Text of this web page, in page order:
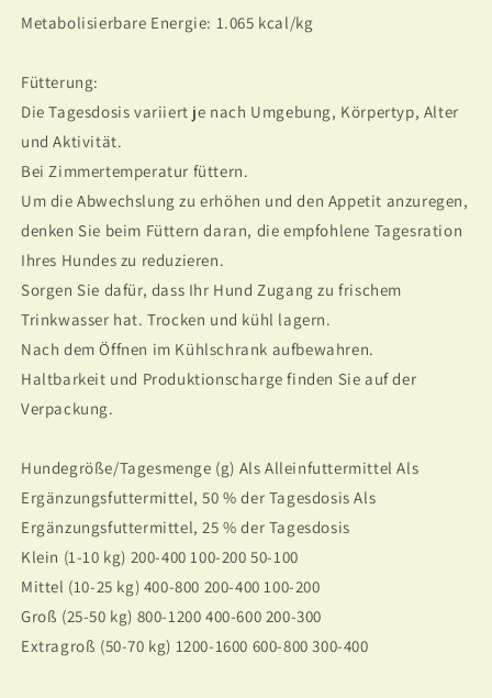
Metabolisierbare Energie: 1.065 kcal/kg
Fütterung:
Die Tagesdosis variiert je nach Umgebung, Körpertyp, Alter
und Aktivität.
Bei Zimmertemperatur füttern.
Um die Abwechslung zu erhöhen und den Appetit anzuregen,
denken Sie beim Füttern daran, die empfohlene Tagesration
Ihres Hundes zu reduzieren.
Sorgen Sie dafür, dass Ihr Hund Zugang zu frischem
Trinkwasser hat. Trocken und kühl lagern.
Nach dem Öffnen im Kühlschrank aufbewahren.
Haltbarkeit und Produktionscharge finden Sie auf der
Verpackung.
Hundegröße/Tagesmenge (g) Als Alleinfuttermittel Als
Ergänzungsfuttermittel, 50 % der Tagesdosis Als
Ergänzungsfuttermittel, 25 % der Tagesdosis
Klein (1-10 kg) 200-400 100-200 50-100
Mittel (10-25 kg) 400-800 200-400 100-200
Groß (25-50 kg) 800-1200 400-600 200-300
Extragroß (50-70 kg) 1200-1600 600-800 300-400